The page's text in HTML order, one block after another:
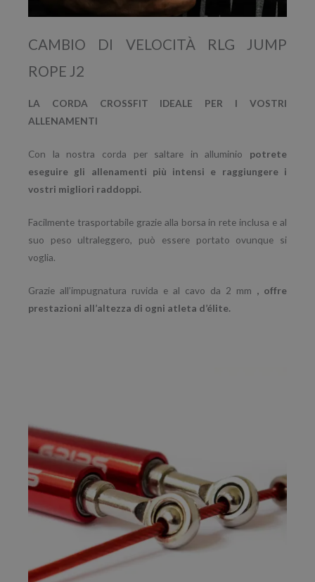
CAMBIO DI VELOCITÀ RLG JUMP
ROPE J2
LA CORDA CROSSFIT IDEALE PER I VOSTRI
ALLENAMENTI
Con la nostra corda per saltare in alluminio potrete
eseguire gli allenamenti più intensi e raggiungere i
vostri migliori raddoppi.
Facilmente trasportabile grazie alla borsa in rete inclusa e al
suo peso ultraleggero, può essere portato ovunque si
voglia.
Grazie all’impugnatura ruvida e al cavo da 2 mm , offre
prestazioni all’altezza di ogni atleta d’élite.